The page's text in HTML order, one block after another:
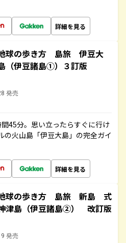
詳細を見る
球の歩き方 島旅 伊豆大
伊豆諸島①）３訂版
発売
45分。思い立ったらすぐに行け
火山島「伊豆大島」の完全ガイ
詳細を見る
球の歩き方 島旅 新島 式
津島（伊豆諸島②） 改訂版
発売